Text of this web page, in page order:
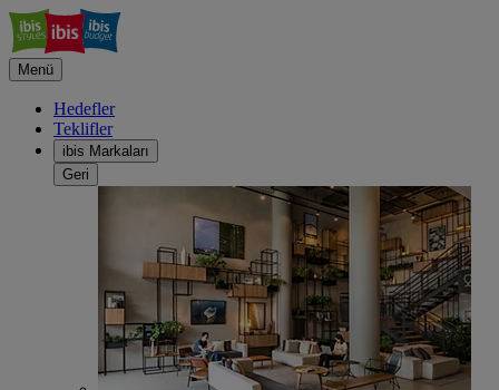
Menü
Hedefler
Teklifler
ibis Markaları
Geri